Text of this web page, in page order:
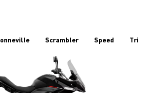
EXPLORAR